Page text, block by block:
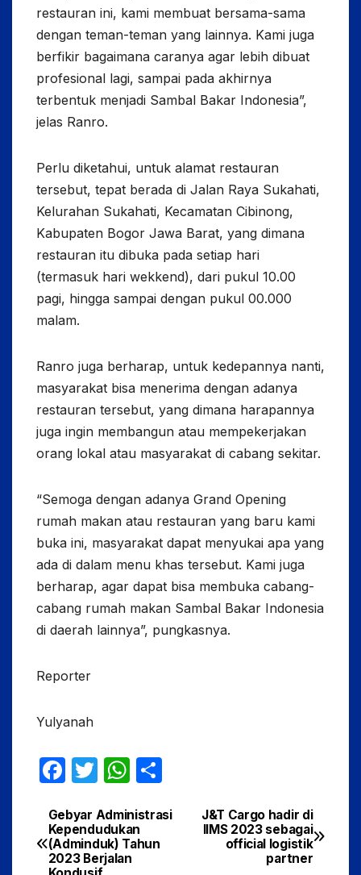
restauran ini, kami membuat bersama-sama
dengan teman-teman yang lainnya. Kami juga
berfikir bagaimana caranya agar lebih dibuat
profesional lagi, sampai pada akhirnya
terbentuk menjadi Sambal Bakar Indonesia”,
jelas Ranro.
Perlu diketahui, untuk alamat restauran
tersebut, tepat berada di Jalan Raya Sukahati,
Kelurahan Sukahati, Kecamatan Cibinong,
Kabupaten Bogor Jawa Barat, yang dimana
restauran itu dibuka pada setiap hari
(termasuk hari wekkend), dari pukul 10.00
pagi, hingga sampai dengan pukul 00.000
malam.
Ranro juga berharap, untuk kedepannya nanti,
masyarakat bisa menerima dengan adanya
restauran tersebut, yang dimana harapannya
juga ingin membangun atau mempekerjakan
orang lokal atau masyarakat di cabang sekitar.
“Semoga dengan adanya Grand Opening
rumah makan atau restauran yang baru kami
buka ini, masyarakat dapat menyukai apa yang
ada di dalam menu khas tersebut. Kami juga
berharap, agar dapat bisa membuka cabang-
cabang rumah makan Sambal Bakar Indonesia
di daerah lainnya”, pungkasnya.
Reporter
Yulyanah
F
c
e
T
itt
er
W
at
s
ar
Navigasi
pos
J&T Cargo hadir di
IIMS 2023 sebagai
official logistik
partner
Gebyar Administrasi
Kependudukan
(Adminduk) Tahun
2023 Berjalan